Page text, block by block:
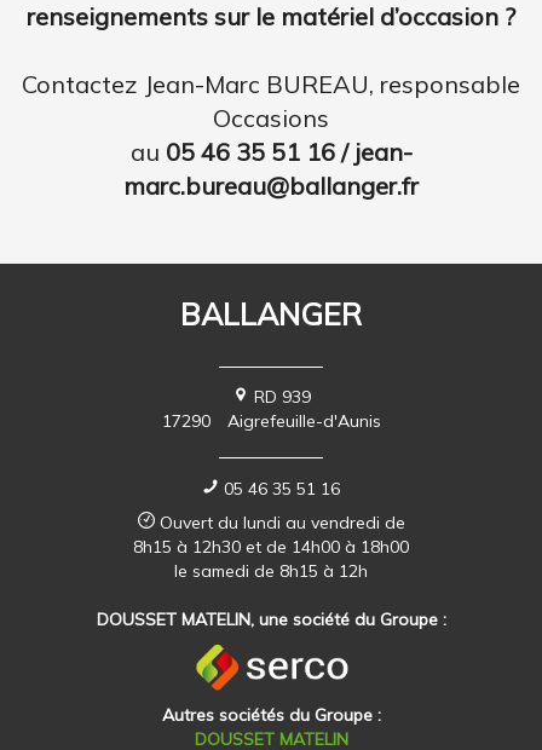
renseignements sur le matériel d’occasion ?
Contactez Jean-Marc BUREAU, responsable
Occasions
au 05 46 35 51 16 / jean-
marc.bureau@ballanger.fr
BALLANGER
RD 939
17290
Aigrefeuille-d'Aunis
05 46 35 51 16
Ouvert du lundi au vendredi de
8h15 à 12h30 et de 14h00 à 18h00
le samedi de 8h15 à 12h
DOUSSET MATELIN, une société du Groupe :
Autres sociétés du Groupe :
DOUSSET MATELIN